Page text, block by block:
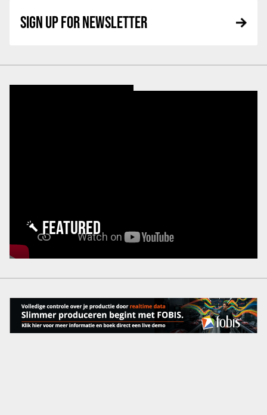
SIGN UP FOR NEWSLETTER
FEATURED